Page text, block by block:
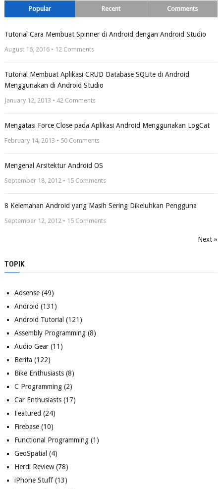
Popular Recent Comments
Tutorial Cara Membuat Spinner di Android dengan Android Studio
August 16, 2016 • 12Comments
Tutorial Membuat Aplikasi CRUD Database SQLite di Android
Menggunakan di Android Studio
January 12, 2013 • 42Comments
Mengatasi Force Close pada Aplikasi Android Menggunakan LogCat
February 14, 2013 • 50Comments
Mengenal Arsitektur Android OS
September 18, 2012 • 15Comments
8 Kelemahan Android yang Masih Sering Dikeluhkan Pengguna
September 12, 2012 • 15Comments
Next »
TOPIK
Adsense(49)
Android (131)
Android Tutorial (121)
Assembly Programming(8)
Audio Gear(11)
Berita (122)
Bike Enthusiasts(8)
C Programming(2)
Car Enthusiasts(17)
Featured (24)
Firebase(10)
Functional Programming(1)
GeoSpatial (4)
Herdi Review(78)
iPhone Stuff(13)